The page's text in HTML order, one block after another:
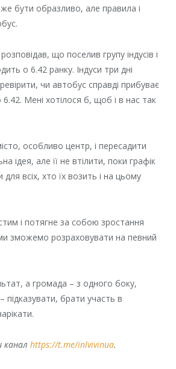
бути образливо, але правила і
що поселив групу індусів і
о 6.42 ранку. Індуси три дні
чи автобус справді прибуває
Мені хотілося б, щоб і в нас так
особливо центр, і пересадити
ідея, але її не втілити, поки графік
всіх, хто їх возить і на цьому
і потягне за собою зростання
зможемо розраховувати на певний
а громада – з одного боку,
брати участь в
каналhttps://t.me/inlvivinua.